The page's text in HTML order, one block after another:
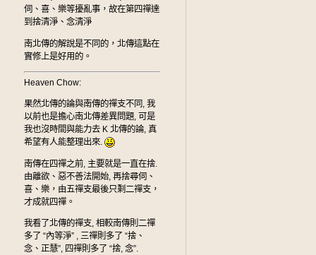
伺、喜、樂等擾亂事，故在第四禪達
到捨清淨、念清淨
南北傳的解說是不同的，北傳這點在
實修上是好用的。
Heaven Chow:
果然北傳的論與南傳的禪支不同, 我
以前也是擔心南北傳差異問題, 可是
我也沒時間與能力去 K 北傳的論, 真
希望有人能整理出來.
南傳在四禪之前, 主要就是一直在捨.
由離欲、惡不善法開始, 再捨尋伺、
喜、樂，由五禪支最後只剩二禪支，
才成就四禪。
我看了北傳的禪支, 相較南傳則二禪
多了 “內等淨” , 三禪則多了 “捨、
念、正慧”, 四禪則多了 “捨, 念”.